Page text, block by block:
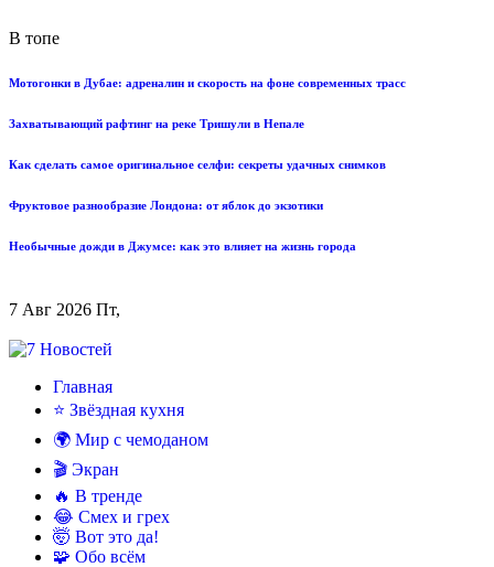
В топе
Мотогонки в Дубае: адреналин и скорость на фоне современных трасс
Захватывающий рафтинг на реке Тришули в Непале
Как сделать самое оригинальное селфи: секреты удачных снимков
Фруктовое разнообразие Лондона: от яблок до экзотики
Необычные дожди в Джумсе: как это влияет на жизнь города
7 Авг 2026 Пт,
Главная
⭐ Звёздная кухня
🌍 Мир с чемоданом
🎬 Экран
🔥 В тренде
😂 Смех и грех
🤯 Вот это да!
🧩 Обо всём